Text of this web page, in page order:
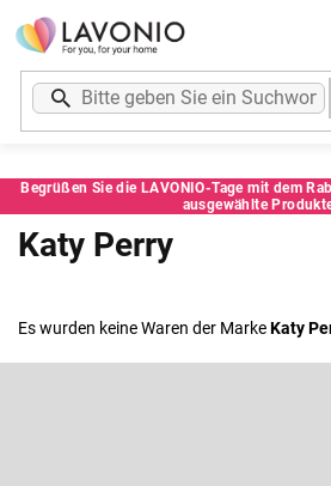
Zum
Inhalt
springen
Begrüßen Sie die LAVONIO-Tage mit dem
ausgewählte
Katy Perry
Es wurden keine Waren der MarkeKaty